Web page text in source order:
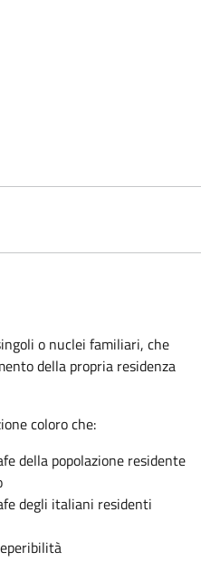
o nuclei familiari, che
della propria residenza
coloroche:
della popolazione residente
degli italiani residenti